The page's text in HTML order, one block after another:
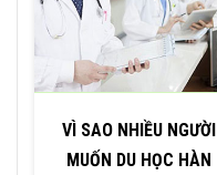
VÌ SAO NHIỀU NGƯỜI
MUỐN DU HỌC HÀN